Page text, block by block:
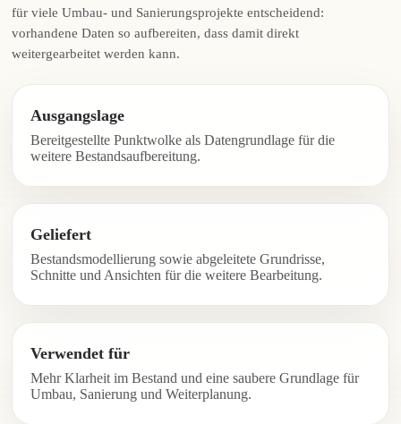
für viele Umbau- und Sanierungsprojekte entscheidend:
vorhandene Daten so aufbereiten, dass damit direkt
weitergearbeitet werden kann.
Ausgangslage
Bereitgestellte Punktwolke als Datengrundlage für die
weitere Bestandsaufbereitung.
Geliefert
Bestandsmodellierung sowie abgeleitete Grundrisse,
Schnitte und Ansichten für die weitere Bearbeitung.
Verwendet für
Mehr Klarheit im Bestand und eine saubere Grundlage für
Umbau, Sanierung und Weiterplanung.